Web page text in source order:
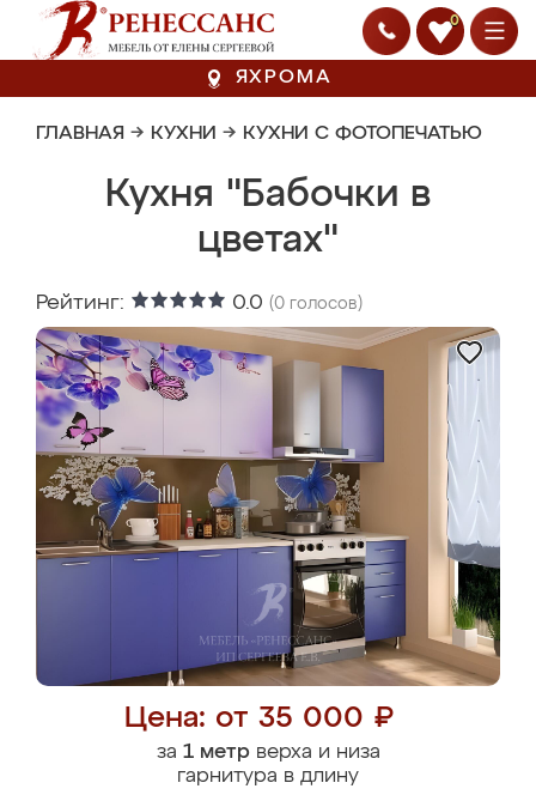
0
ЯХРОМА
ГЛАВНАЯ → КУХНИ → КУХНИ С ФОТОПЕЧАТЬЮ
Кухня "Бабочки в
цветах"
Рейтинг: 0.0 (0 голосов)
Цена: от 35 000 ₽
за 1 метрверха и низа
гарнитура в длину